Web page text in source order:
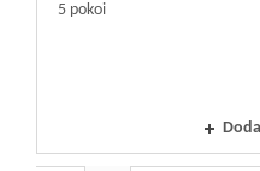
5 pokoi